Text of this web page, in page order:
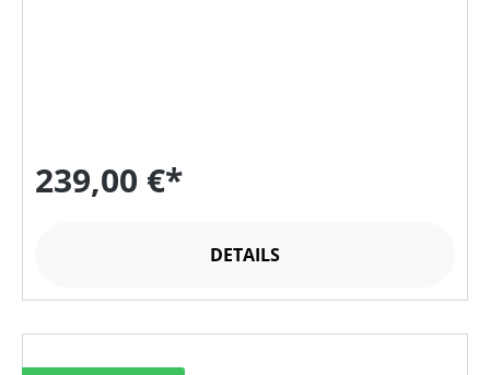
239,00 €*
DETAILS